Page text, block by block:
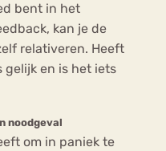
bent in het
kan je de
relativeren. Heeft
gelijk en is het iets
noodgeval
om in paniek te